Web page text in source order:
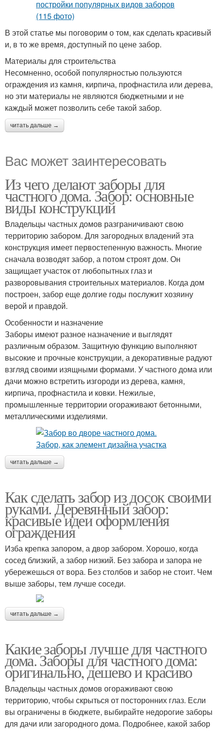
В этой статье мы поговорим о том, как сделать красивый
и, в то же время, доступный по цене забор.
Материалы для строительства
Несомненно, особой популярностью пользуются
ограждения из камня, кирпича, профнастила или дерева,
но эти материалы не являются бюджетными и не
каждый может позволить себе такой забор.
читать дальше →
Вас может заинтересовать
Из чего делают заборы для
частного дома. Забор: основные
виды конструкций
Владельцы частных домов разграничивают свою
территорию забором. Для загородных владений эта
конструкция имеет первостепенную важность. Многие
сначала возводят забор, а потом строят дом. Он
защищает участок от любопытных глаз и
разворовывания строительных материалов. Когда дом
построен, забор еще долгие годы послужит хозяину
верой и правдой.
Особенности и назначение
Заборы имеют разное назначение и выглядят
различным образом. Защитную функцию выполняют
высокие и прочные конструкции, а декоративные радуют
взгляд своими изящными формами. У частного дома или
дачи можно встретить изгороди из дерева, камня,
кирпича, профнастила и ковки. Нежилые,
промышленные территории огораживают бетонными,
металлическими изделиями.
читать дальше →
Как сделать забор из досок своими
руками. Деревянный забор:
красивые идеи оформления
ограждения
Изба крепка запором, а двор забором. Хорошо, когда
сосед близкий, а забор низкий. Без забора и запора не
убережешься от вора. Без столбов и забор не стоит. Чем
выше заборы, тем лучше соседи.
читать дальше →
Какие заборы лучше для частного
дома. Заборы для частного дома:
оригинально, дешево и красиво
Владельцы частных домов огораживают свою
территорию, чтобы скрыться от посторонних глаз. Если
вы ограничены в бюджете, выбирайте недорогие заборы
для дачи или загородного дома. Подробнее, какой забор